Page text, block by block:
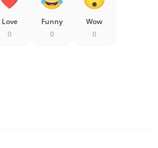
Love
0
Funny
0
Wow
0